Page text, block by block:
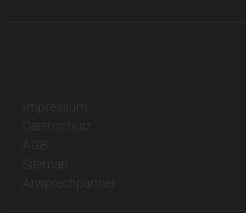
Impressum
Datenschutz
AGB
Sitemap
Ansprechpartner